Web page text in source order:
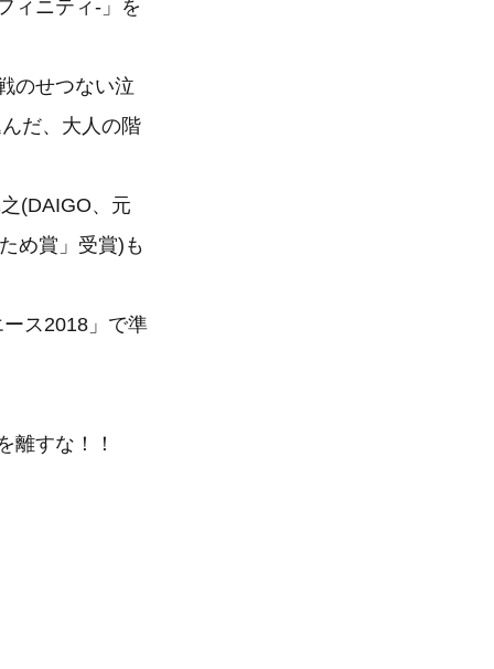
ィニティ-」を
のせつない泣
だ、大人の階
(DAIGO、元
め賞」受賞)も
ス2018」で準
離すな！！